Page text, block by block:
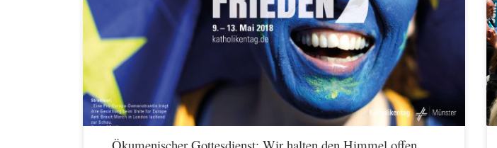
katholischer Religionslehrerinnen und Religionslehrer an berufsbildenden Schulen (VKR) (Programmheft
S. 54) https://www.katholikentag.de/no_cache/programm/programm.html#session/1010776101/V.GOD-
080